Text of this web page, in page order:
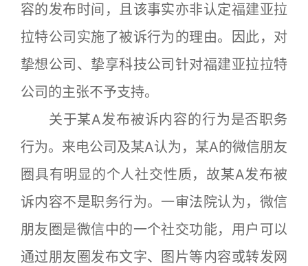
容的发布时间，且该事实亦非认定福建亚拉
拉特公司实施了被诉行为的理由。因此，对
挚想公司、挚享科技公司针对福建亚拉拉特
公司的主张不予支持。
关于某A发布被诉内容的行为是否职务
行为。来电公司及某A认为，某A的微信朋友
圈具有明显的个人社交性质，故某A发布被
诉内容不是职务行为。一审法院认为，微信
朋友圈是微信中的一个社交功能，用户可以
通过朋友圈发布文字、图片等内容或转发网